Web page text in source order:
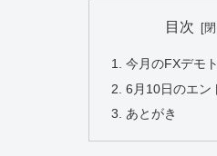
目次
今月のFXデモ
6月10日のエン
あとがき